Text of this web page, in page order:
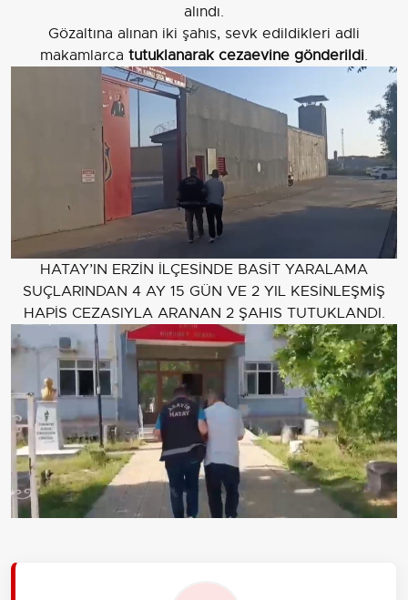
alındı.
Gözaltına alınan iki şahıs, sevk edildikleri adli
makamlarca tutuklanarak cezaevine gönderildi.
HATAY’IN ERZİN İLÇESİNDE BASİT YARALAMA
SUÇLARINDAN 4 AY 15 GÜN VE 2 YIL KESİNLEŞMİŞ
HAPİS CEZASIYLA ARANAN 2 ŞAHIS TUTUKLANDI.